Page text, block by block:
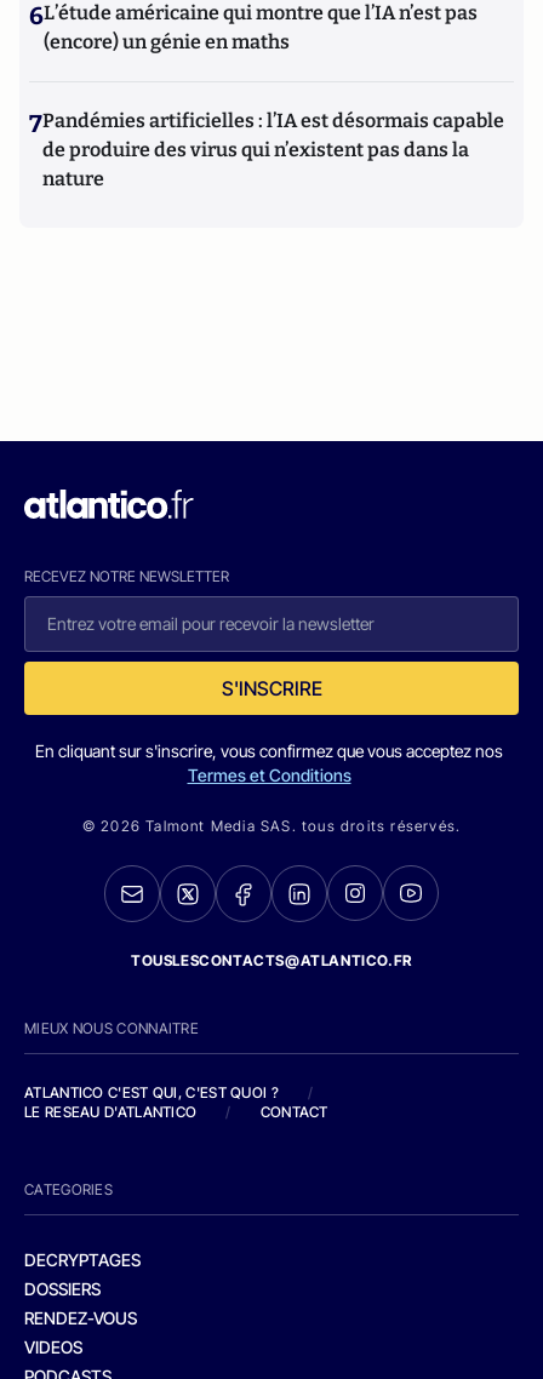
6L’étude américaine qui montre que l’IA n’est pas
(encore) un génie en maths
7Pandémies artificielles : l’IA est désormais capable
de produire des virus qui n’existent pas dans la
nature
RECEVEZ NOTRE NEWSLETTER
S'INSCRIRE
En cliquant sur s'inscrire, vous confirmez que vous acceptez nos
Termes et Conditions
© 2026 Talmont Media SAS. tous droits réservés.
TOUSLESCONTACTS@ATLANTICO.FR
MIEUX NOUS CONNAITRE
ATLANTICO C'EST QUI, C'EST QUOI ?
/
LE RESEAU D'ATLANTICO
/ CONTACT
CATEGORIES
DECRYPTAGES
DOSSIERS
RENDEZ-VOUS
VIDEOS